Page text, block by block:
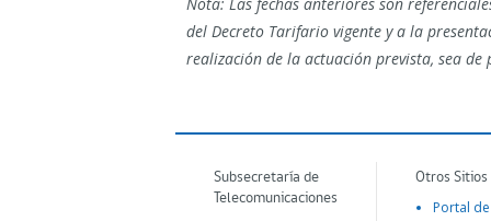
del Decreto Tarifario vigente y a la
realización de la actuación prevista, sea
Subsecretaría de
Telecomunicaciones
Otros
Portal